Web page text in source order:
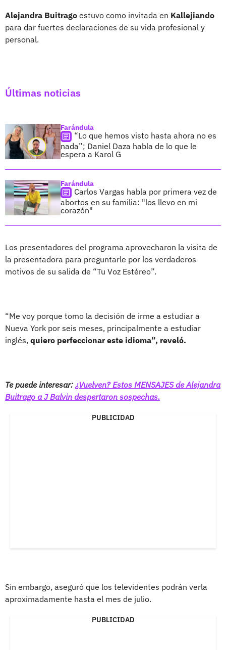
Alejandra Buitrago estuvo como invitada en Kallejiando
para dar fuertes declaraciones de su vida profesional y
personal.
Últimas noticias
Farándula
“Lo que hemos visto hasta ahora no es
nada”; Daniel Daza habla de lo que le
espera a Karol G
Farándula
Carlos Vargas habla por primera vez de
abortos en su familia: "los llevo en mi
corazón"
Los presentadores del programa aprovecharon la visita de
la presentadora para preguntarle por los verdaderos
motivos de su salida de “Tu Voz Estéreo”.
“Me voy porque tomo la decisión de irme a estudiar a
Nueva York por seis meses, principalmente a estudiar
inglés, quiero perfeccionar este idioma”, reveló.
Te puede interesar: ¿Vuelven? Estos MENSAJES de Alejandra
Buitrago a J Balvin despertaron sospechas.
PUBLICIDAD
Sin embargo, aseguró que los televidentes podrán verla
aproximadamente hasta el mes de julio.
PUBLICIDAD